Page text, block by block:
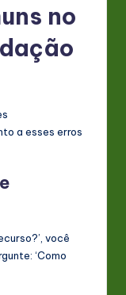
no
a esses erros
você
‘Como